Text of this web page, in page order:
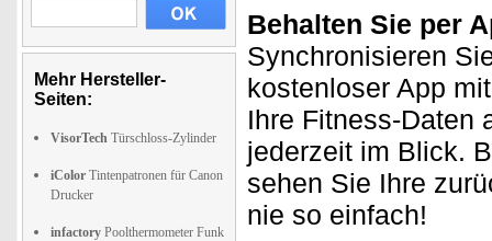
Mehr Hersteller-
Seiten:
VisorTech Türschloss-Zylinder
iColor Tintenpatronen für Canon
Drucker
infactory Poolthermometer Funk
Behalten Sie per
Synchronisieren
kostenloser App
Ihre Fitness-Daten
jederzeit im Blick.
sehen Sie Ihre
nie so einfach!